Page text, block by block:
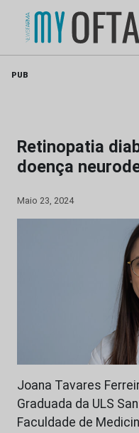
PUB
Retinopatia
doença
Maio 23, 2024
Joana Tavares
Graduada da ULS
Faculdade de